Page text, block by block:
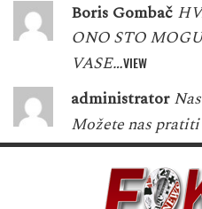
Boris Gombač
ONO STO
VASE…VIEW
administrator
Možete nas